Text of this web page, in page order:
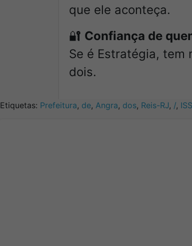
que ele aconteça.
🔐 Confiança de
Se é Estratégia, tem
dois.
Etiquetas: Prefeitura, de, Angra, dos, Reis-RJ, /, ISS